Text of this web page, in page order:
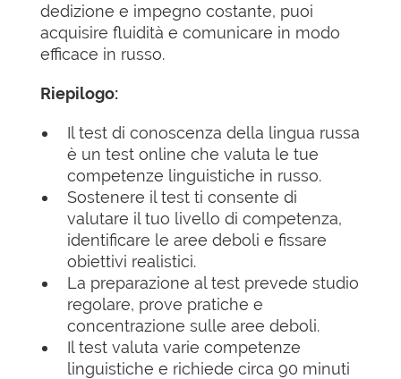
dedizione e impegno costante, puoi
acquisire fluidità e comunicare in modo
efficace in russo.
Riepilogo:
Il test di conoscenza della lingua russa
è un test online che valuta le tue
competenze linguistiche in russo.
Sostenere il test ti consente di
valutare il tuo livello di competenza,
identificare le aree deboli e fissare
obiettivi realistici.
La preparazione al test prevede studio
regolare, prove pratiche e
concentrazione sulle aree deboli.
Il test valuta varie competenze
linguistiche e richiede circa 90 minuti